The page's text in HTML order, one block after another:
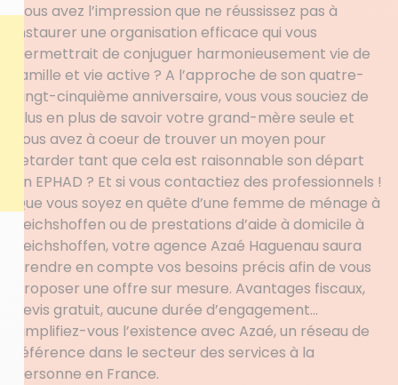
Vous avez l’impression que ne réussissez pas à
instaurer une organisation efficace qui vous
permettrait de conjuguer harmonieusement vie de
famille et vie active ? A l’approche de son quatre-
vingt-cinquième anniversaire, vous vous souciez de
plus en plus de savoir votre grand-mère seule et
vous avez à coeur de trouver un moyen pour
retarder tant que cela est raisonnable son départ
en EPHAD ? Et si vous contactiez des professionnels !
Que vous soyez en quête d’une femme de ménage à
Reichshoffen ou de prestations d’aide à domicile à
Reichshoffen, votre agence Azaé Haguenau saura
prendre en compte vos besoins précis afin de vous
proposer une offre sur mesure. Avantages fiscaux,
devis gratuit, aucune durée d’engagement…
Simplifiez-vous l’existence avec Azaé, un réseau de
référence dans le secteur des services à la
personne en France.